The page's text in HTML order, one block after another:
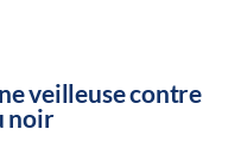
veilleuse contre
noir